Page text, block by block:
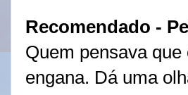
Recomendado -
Quem pensava
engana. Dá uma